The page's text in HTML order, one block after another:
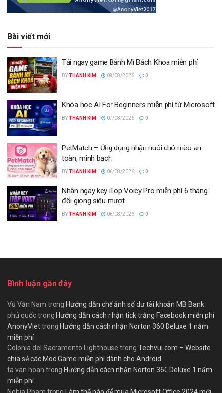
Bài viết mới
Tải ngay game Bánh Mì Bách Khoa miễn phí
BYTHANH KIM 08/08/2026 0
Khóa học AI For Beginners miễn phí từ Microsoft
BYTHANH KIM 07/08/2026 0
PetMatch – Ứng dụng nhận nuôi chó mèo an
toàn, minh bạch
BYTHANH KIM 06/08/2026 0
Nhận ngay key iTop Voicy Pro miễn phí 6 tháng
đổi giọng siêu mượt
BYTHANH KIM 06/08/2026 0
Bình luận gần đây
Vũ Văn Nam trong Hướng dẫn chế ảnh số dư tài khoản MB Bank
phú quốctrong Hướng dẫn cách nhận tick trắng Facebook miễn phí
AnonyViettrong Hướng dẫn cách nhận Norton 360 Deluxe 1 năm
miễn phí
Colonia del Sacramento Lighthouse trong Techvui.com – Website
chia sẻ các Mod Game miễn phí dành cho Android
ta van hoan trong Hướng dẫn cách nhận Norton 360 Deluxe 1 năm
miễn phí
Nghia Pham trong Làm thế nào để mua Microsoft Office 2024 mới